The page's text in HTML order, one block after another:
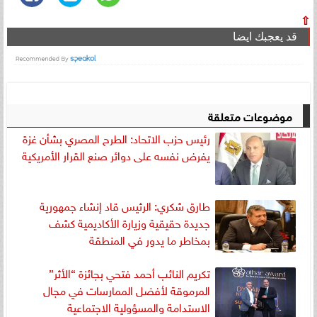
⇧
قد يعجبك ايضا
موضوعات متعلقة
رئيس حزب الاتحاد: الطرح المصري بشأن غزة
يفرض نفسه على دوائر صنع القرار الأمريكية
طارق شكري: الرئيس قاد إنشاء جمهورية
جديدة حقيقية وزيارة الأكاديمية كشف
بمخاطر ما يدور في المنطقة
تكريم النائب أحمد فتحي بجائزة “الأثر”
المرموقة لأفضل الممارسات في مجال
الاستدامة والمسؤولية الاجتماعية